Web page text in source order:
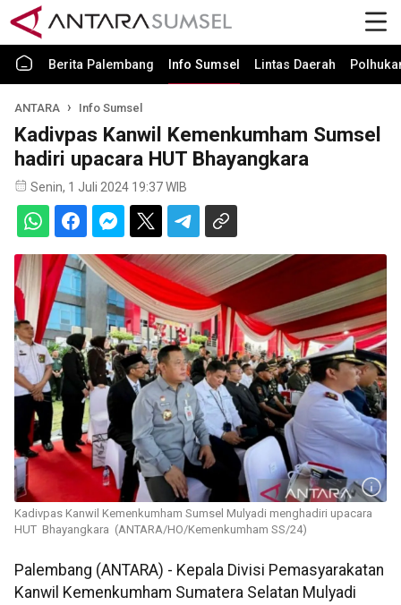
Berita Palembang Info Sumsel Lintas Daerah
ANTARA Info Sumsel
Kadivpas Kanwil Kemenkumham Sumsel
hadiri upacara HUT Bhayangkara
Senin, 1 Juli 2024 19:37 WIB
Kadivpas Kanwil Kemenkumham Sumsel Mulyadi menghadiri upacara
HUT Bhayangkara (ANTARA/HO/Kemenkumham SS/24)
Palembang (ANTARA) - Kepala Divisi Pemasyarakatan
Kanwil Kemenkumham Sumatera Selatan Mulyadi